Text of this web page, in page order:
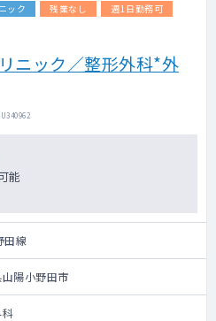
ック 残業なし
週1日勤務可
ニック／整形外科*外
能
田線
陽小野田市